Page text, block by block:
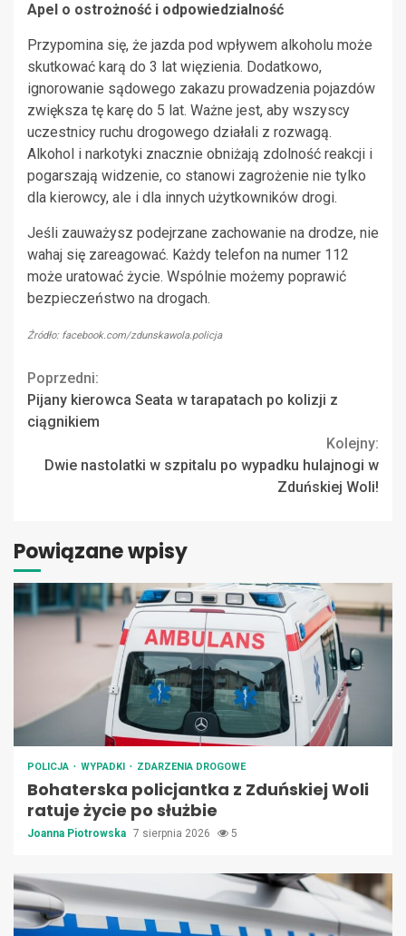
Apel o ostrożność i odpowiedzialność
Przypomina się, że jazda pod wpływem alkoholu może
skutkować karą do 3 lat więzienia. Dodatkowo,
ignorowanie sądowego zakazu prowadzenia pojazdów
zwiększa tę karę do 5 lat. Ważne jest, aby wszyscy
uczestnicy ruchu drogowego działali z rozwagą.
Alkohol i narkotyki znacznie obniżają zdolność reakcji i
pogarszają widzenie, co stanowi zagrożenie nie tylko
dla kierowcy, ale i dla innych użytkowników drogi.
Jeśli zauważysz podejrzane zachowanie na drodze, nie
wahaj się zareagować. Każdy telefon na numer 112
może uratować życie. Wspólnie możemy poprawić
bezpieczeństwo na drogach.
Źródło: facebook.com/zdunskawola.policja
Continue
Reading
Poprzedni:
Pijany kierowca Seata w tarapatach po kolizji z
ciągnikiem
Kolejny:
Dwie nastolatki w szpitalu po wypadku hulajnogi w
Zduńskiej Woli!
Powiązane wpisy
POLICJA WYPADKI ZDARZENIA DROGOWE
Bohaterska policjantka z Zduńskiej Woli
ratuje życie po służbie
Joanna Piotrowska 7 sierpnia 2026 5